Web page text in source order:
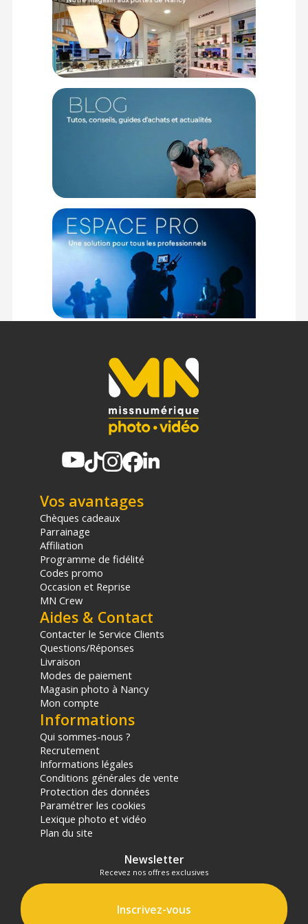
Caractéristiques du fond papier Savage 1,36x11m
Focus Gray :
GÉNÉRAL
Marque : SAVAGE
Couleur : Focus Gray
DIMENSIONS
Largeur : 1,36 m
1x Rouleau de fond papier Savage 1,36x11m Focus Gray
Offre valable jusqu'au 08-08-2026 inclus.
Code EAN SAVAGE Savage fond papier 1,36x11m Focus Gray -
Fond papier - Achat & prix :731409560535
(1) Offre valable jusqu'au 31 Décembre 2030 à partir de 49 euros
d'achat, sur la base d'une expédition Chronopost 24H vers un point
relais situé en France continentale uniquement, valable uniquement
Vos avantages
Chèques cadeaux
Parrainage
Affiliation
Programme de fidélité
Codes promo
Occasion et Reprise
MN Crew
Aides & Contact
Contacter le Service Clients
Questions/Réponses
Livraison
Modes de paiement
Magasin photo à Nancy
Mon compte
Informations
Qui sommes-nous ?
Recrutement
Informations légales
Conditions générales de vente
Protection des données
Paramétrer les cookies
Lexique photo et vidéo
Plan du site
Newsletter
Recevez nos offres exclusives
Inscrivez-vous